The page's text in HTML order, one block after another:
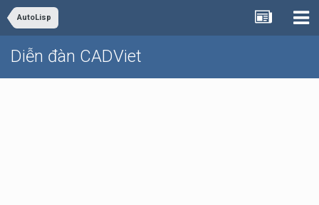
AutoLisp
Diễn đàn CADViet